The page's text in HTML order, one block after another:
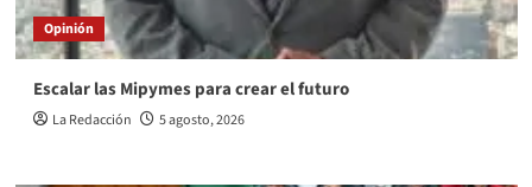
Opinión
Escalar las Mipymes para crear el futuro
La Redacción 5 agosto, 2026